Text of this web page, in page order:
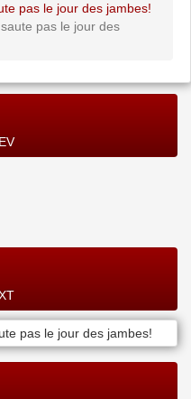
pas le jour des jambes!
pas le jour des